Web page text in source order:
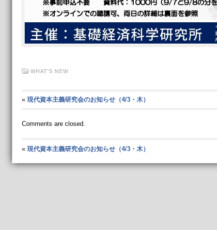
WHAT'S NEW
« 現代資本主義研究会のお知らせ（4/3・木）
Comments are closed.
« 現代資本主義研究会のお知らせ（4/3・木）